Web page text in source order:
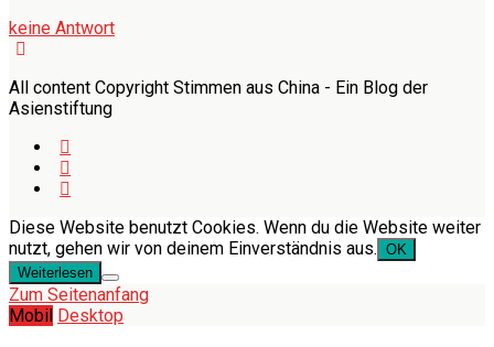
keine Antwort
All content Copyright Stimmen aus China - Ein Blog der
Asienstiftung
Diese Website benutzt Cookies. Wenn du die Website weiter
nutzt, gehen wir von deinem Einverständnis aus. OK
Weiterlesen
Zum Seitenanfang
Mobil Desktop